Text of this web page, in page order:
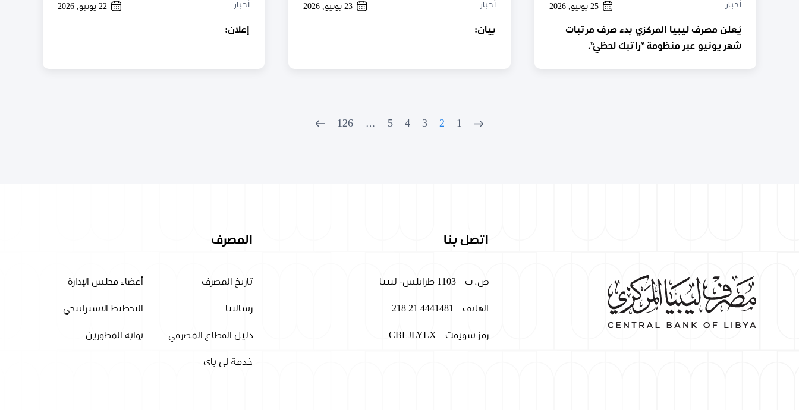
أخبار 25 يونيو, 2026
يُعلن مصرف ليبيا المركزي بدء صرف مرتبات
شهر يونيو عبر منظومة “راتبك لحظي”.
أخبار 23 يونيو, 2026
بيان:
أخبار 22 يونيو, 2026
إعلان:
1
2
3
4
5
…
126
اتصل بنا
ص. ب 1103 طرابلس- ليبيا
الهاتف +218 21 4441481
رمز سويفت CBLJLYLX
المصرف
تاريخ المصرف أعضاء مجلس الإدارة
رسالتنا التخطيط الاستراتيجي
دليل القطاع المصرفي بوابة المطورين
خدمة لي باي